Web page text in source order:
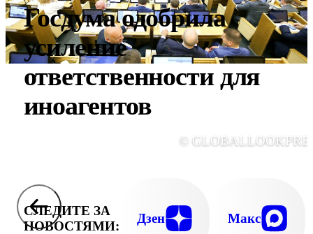
Госдума одобрила
усиление
ответственности для
иноагентов
©
СЛЕДИТЕ ЗА
НОВОСТЯМИ:
Дзен Макс